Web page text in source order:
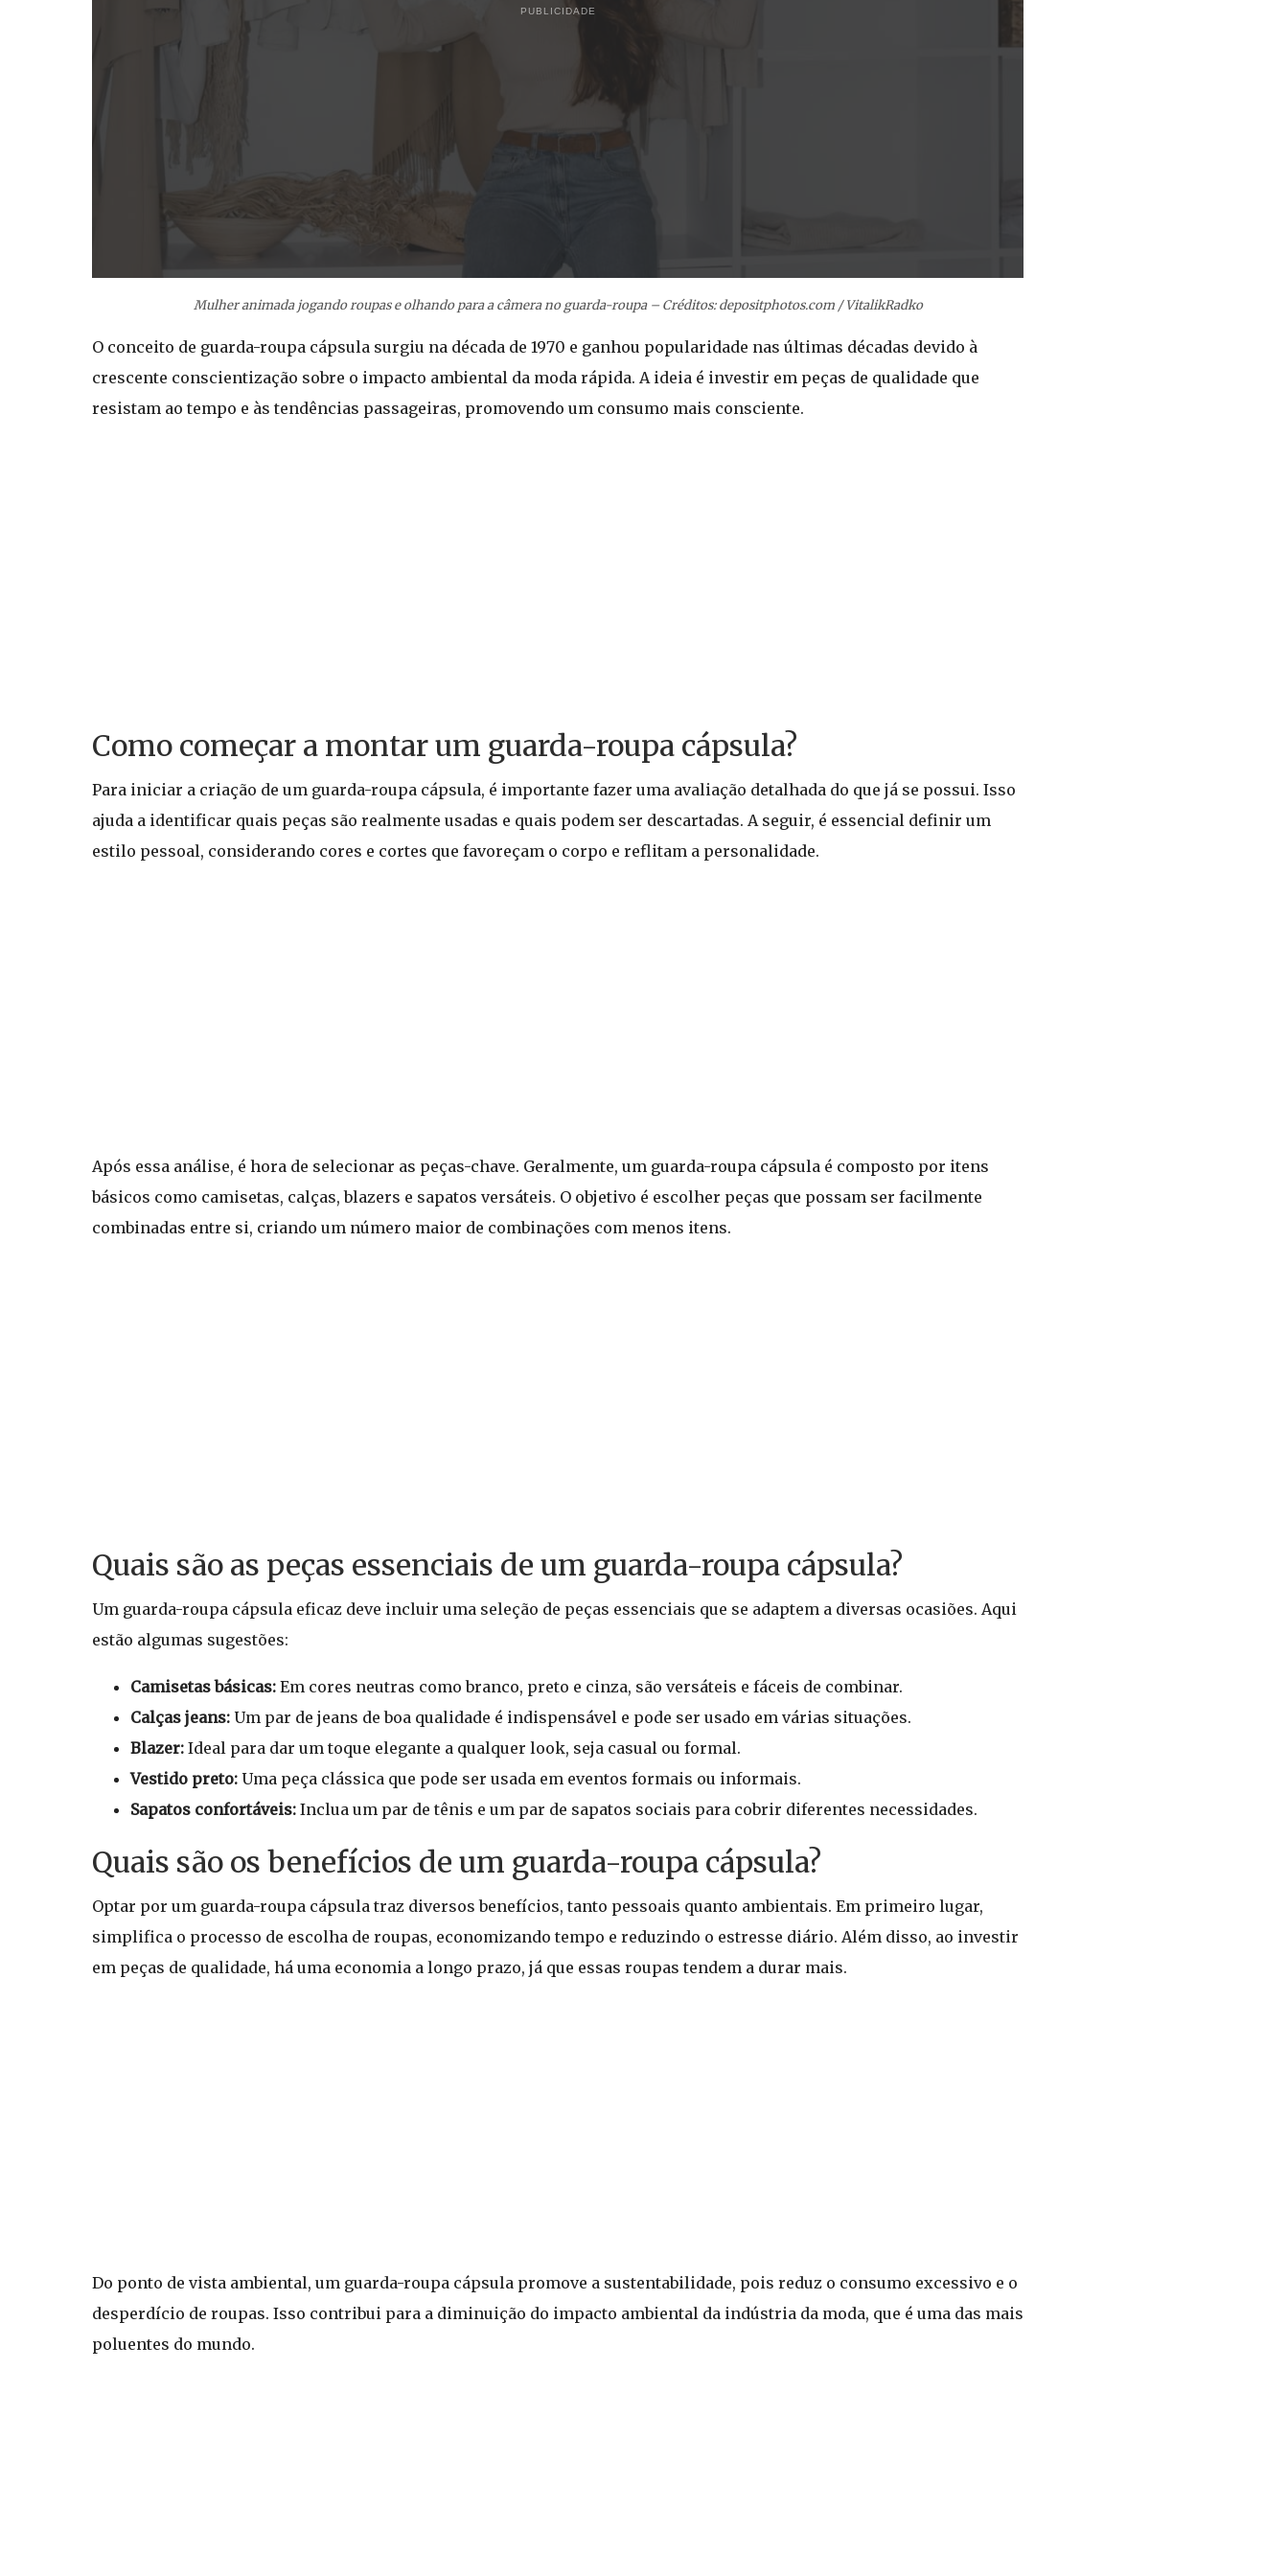
PUBLICIDADE
Mulher animada jogando roupas e olhando para a câmera no guarda-roupa – Créditos: depositphotos.com / VitalikRadko
O conceito de guarda-roupa cápsula surgiu na década de 1970 e ganhou popularidade nas últimas décadas devido à
crescente conscientização sobre o impacto ambiental da moda rápida. A ideia é investir em peças de qualidade que
resistam ao tempo e às tendências passageiras, promovendo um consumo mais consciente.
Como começar a montar um guarda-roupa cápsula?
Para iniciar a criação de um guarda-roupa cápsula, é importante fazer uma avaliação detalhada do que já se possui. Isso
ajuda a identificar quais peças são realmente usadas e quais podem ser descartadas. A seguir, é essencial definir um
estilo pessoal, considerando cores e cortes que favoreçam o corpo e reflitam a personalidade.
Após essa análise, é hora de selecionar as peças-chave. Geralmente, um guarda-roupa cápsula é composto por itens
básicos como camisetas, calças, blazers e sapatos versáteis. O objetivo é escolher peças que possam ser facilmente
combinadas entre si, criando um número maior de combinações com menos itens.
Quais são as peças essenciais de um guarda-roupa cápsula?
Um guarda-roupa cápsula eficaz deve incluir uma seleção de peças essenciais que se adaptem a diversas ocasiões. Aqui
estão algumas sugestões:
Camisetas básicas: Em cores neutras como branco, preto e cinza, são versáteis e fáceis de combinar.
Calças jeans: Um par de jeans de boa qualidade é indispensável e pode ser usado em várias situações.
Blazer: Ideal para dar um toque elegante a qualquer look, seja casual ou formal.
Vestido preto: Uma peça clássica que pode ser usada em eventos formais ou informais.
Sapatos confortáveis: Inclua um par de tênis e um par de sapatos sociais para cobrir diferentes necessidades.
Quais são os benefícios de um guarda-roupa cápsula?
Optar por um guarda-roupa cápsula traz diversos benefícios, tanto pessoais quanto ambientais. Em primeiro lugar,
simplifica o processo de escolha de roupas, economizando tempo e reduzindo o estresse diário. Além disso, ao investir
em peças de qualidade, há uma economia a longo prazo, já que essas roupas tendem a durar mais.
Do ponto de vista ambiental, um guarda-roupa cápsula promove a sustentabilidade, pois reduz o consumo excessivo e o
desperdício de roupas. Isso contribui para a diminuição do impacto ambiental da indústria da moda, que é uma das mais
poluentes do mundo.